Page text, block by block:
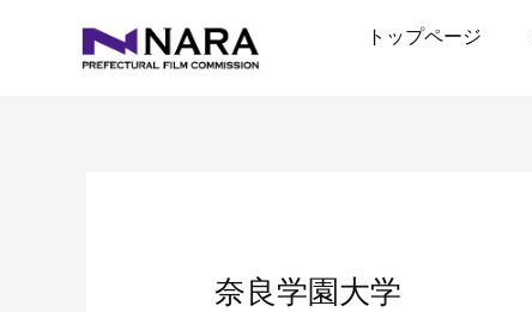
トップページ
奈良学園大学